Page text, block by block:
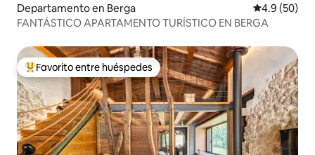
Departamento en Berga Calificación
4.9 (50)
FANTÁSTICO APARTAMENTO TURÍSTICO EN BERGA
De los mejores en Favorito entre huéspedes
Favorito entre huéspedes